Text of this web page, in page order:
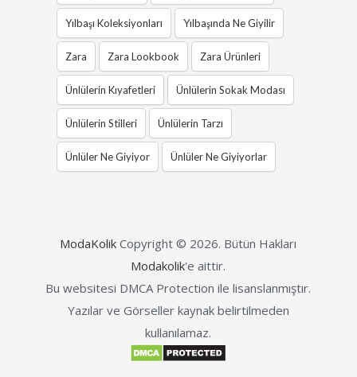
Yılbaşı Koleksiyonları Yılbaşında Ne Giyilir
Zara Zara Lookbook Zara Ürünleri
Ünlülerin Kıyafetleri Ünlülerin Sokak Modası
Ünlülerin Stilleri Ünlülerin Tarzı
Ünlüler Ne Giyiyor Ünlüler Ne Giyiyorlar
ModaKolik Copyright © 2026. Bütün Hakları
Modakolik'e aittir.
Bu websitesi DMCA Protection ile lisanslanmıştır.
Yazılar ve Görseller kaynak belirtilmeden
kullanılamaz.